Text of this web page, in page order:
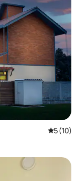
gosti”
Prosječna
5 (10)